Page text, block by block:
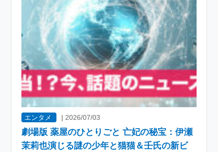
エンタメ | 2026/07/03
劇場版 薬屋のひとりごと 亡妃の秘宝：伊瀬
茉莉也演じる謎の少年と猫猫＆壬氏の新ビ